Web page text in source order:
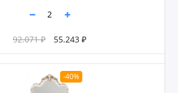
92.071 ₽ 55.243 ₽
-40%